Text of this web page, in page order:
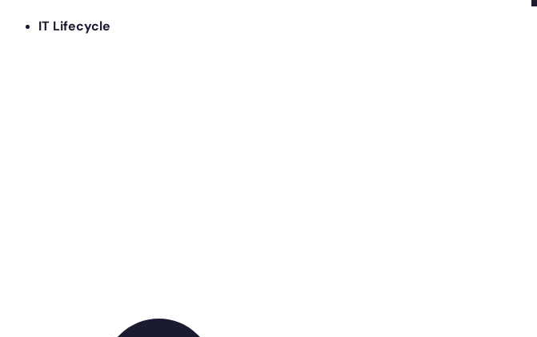
IT Lifecycle